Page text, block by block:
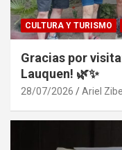
CULTURA Y TURISMO
Gracias por
Lauquen! 🌿✨
28/07/2026 Ariel